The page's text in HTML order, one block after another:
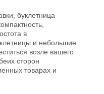
буклетница
в
и небольшие
возле вашего
сторон
товарах и